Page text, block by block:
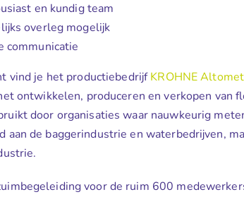
en kundig team
overleg mogelijk
communicatie
vind je het productiebedrijfKROHNE
ontwikkelen, produceren en verkopen van
door organisaties waar nauwkeurig
aan de baggerindustrie en waterbedrijven,
voor de ruim 600